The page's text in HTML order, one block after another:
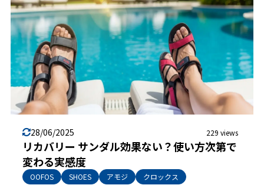
28/06/2025 229 views
リカバリー サンダル効果ない？使い方次第で
変わる実感度
OOFOS SHOES アモジ クロックス